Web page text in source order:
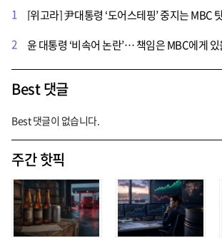
1
[위고라] 尹대통령 ‘도어스테핑’ 중지는 MBC
2
윤 대통령 ‘비속어 논란’… 책임은 MBC에게
Best 댓글
Best 댓글이 없습니다.
주간 핫픽